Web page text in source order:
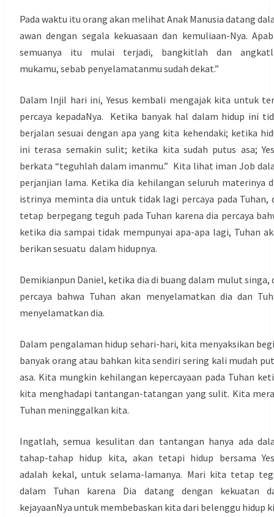
Pada waktu itu orang akan melihat Anak Manusia datang
awan dengan segala kekuasaan dan kemuliaan-Nya.
semuanya itu mulai terjadi, bangkitlah dan
mukamu, sebab penyelamatanmu sudah dekat.”
Dalam Injil hari ini, Yesus kembali mengajak kita untuk
percaya kepadaNya. Ketika banyak hal dalam hidup ini
berjalan sesuai dengan apa yang kita kehendaki; ketika
ini terasa semakin sulit; ketika kita sudah putus asa;
berkata “teguhlah dalam imanmu.” Kita lihat iman Job
perjanjian lama. Ketika dia kehilangan seluruh materinya
istrinya meminta dia untuk tidak lagi percaya pada Tuhan,
tetap berpegang teguh pada Tuhan karena dia percaya
ketika dia sampai tidak mempunyai apa-apa lagi, Tuhan
berikan sesuatu dalam hidupnya.
Demikianpun Daniel, ketika dia di buang dalam mulut singa,
percaya bahwa Tuhan akan menyelamatkan dia dan
menyelamatkan dia.
Dalam pengalaman hidup sehari-hari, kita menyaksikan
banyak orang atau bahkan kita sendiri sering kali mudah
asa. Kita mungkin kehilangan kepercayaan pada Tuhan
kita menghadapi tantangan-tatangan yang sulit. Kita
Tuhan meninggalkan kita.
Ingatlah, semua kesulitan dan tantangan hanya ada
tahap-tahap hidup kita, akan tetapi hidup bersama
adalah kekal, untuk selama-lamanya. Mari kita tetap
dalam Tuhan karena Dia datang dengan kekuatan
kejayaanNya untuk membebaskan kita dari belenggu hidup